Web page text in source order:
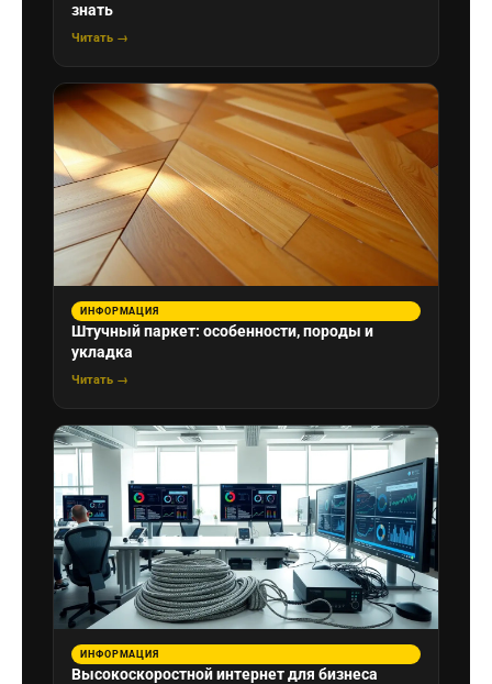
знать
Читать →
ИНФОРМАЦИЯ
Штучный паркет: особенности, породы и
укладка
Читать →
ИНФОРМАЦИЯ
Высокоскоростной интернет для бизнеса